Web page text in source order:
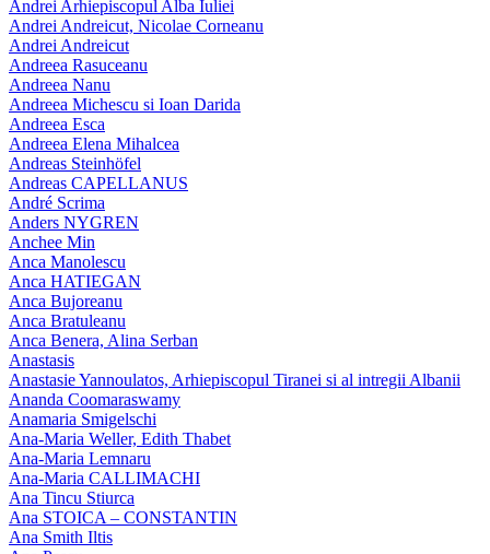
Andrei Arhiepiscopul Alba Iuliei
Andrei Andreicut, Nicolae Corneanu
Andrei Andreicut
Andreea Rasuceanu
Andreea Nanu
Andreea Michescu si Ioan Darida
Andreea Esca
Andreea Elena Mihalcea
Andreas Steinhöfel
Andreas CAPELLANUS
André Scrima
Anders NYGREN
Anchee Min
Anca Manolescu
Anca HATIEGAN
Anca Bujoreanu
Anca Bratuleanu
Anca Benera, Alina Serban
Anastasis
Anastasie Yannoulatos, Arhiepiscopul Tiranei si al intregii Albanii
Ananda Coomaraswamy
Anamaria Smigelschi
Ana-Maria Weller, Edith Thabet
Ana-Maria Lemnaru
Ana-Maria CALLIMACHI
Ana Tincu Stiurca
Ana STOICA – CONSTANTIN
Ana Smith Iltis